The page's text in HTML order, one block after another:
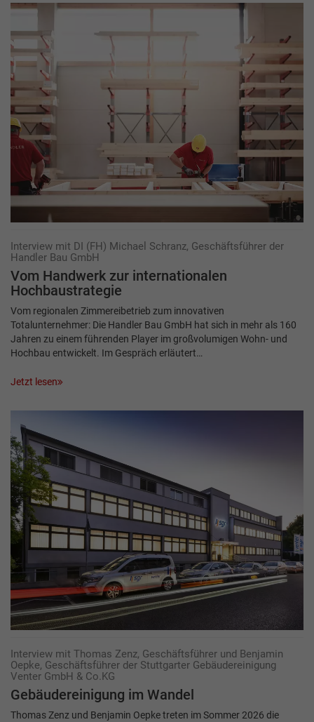
Interview mit DI (FH) Michael Schranz, Geschäftsführer der
Handler Bau GmbH
Vom Handwerk zur inter­nationalen
Hochbaustrategie
Vom regionalen Zimmereibetrieb zum innovativen
Totalunternehmer: Die Handler Bau GmbH hat sich in mehr als 160
Jahren zu einem führenden Player im großvolumigen Wohn- und
Hochbau entwickelt. Im Gespräch erläutert…
Jetzt lesen
Interview mit Thomas Zenz, Geschäftsführer und Benjamin
Oepke, Geschäftsführer der Stuttgarter Gebäudereinigung
Venter GmbH & Co.KG
Gebäudereinigung im Wandel
Thomas Zenz und Benjamin Oepke treten im Sommer 2026 die